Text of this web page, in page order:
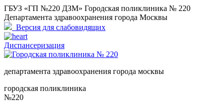
ГБУЗ «ГП №220 ДЗМ» Городская поликлиника № 220
Департамента здравоохранения города Москвы
Версия для слабовидящих
Диспансеризация
департамента здравоохранения города москвы
городская поликлиника
№220